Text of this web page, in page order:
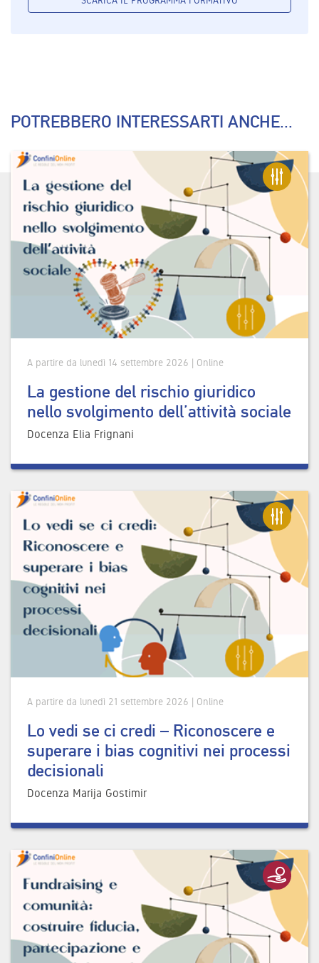
POTREBBERO INTERESSARTI ANCHE...
A partire da lunedì 14 settembre 2026 | Online
La gestione del rischio giuridico
nello svolgimento dell’attività sociale
Docenza Elia Frignani
A partire da lunedì 21 settembre 2026 | Online
Lo vedi se ci credi – Riconoscere e
superare i bias cognitivi nei processi
decisionali
Docenza Marija Gostimir